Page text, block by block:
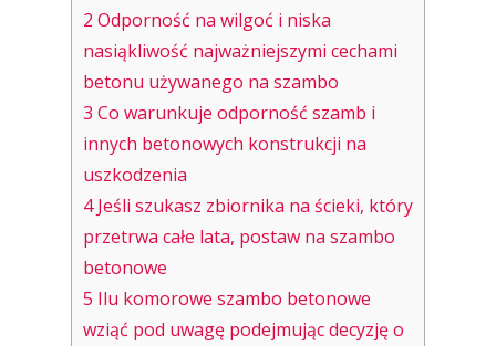
2 Odporność na wilgoć i niska
nasiąkliwość najważniejszymi cechami
betonu używanego na szambo
3 Co warunkuje odporność szamb i
innych betonowych konstrukcji na
uszkodzenia
4Jeśli szukasz zbiornika na ścieki, który
przetrwa całe lata, postaw na szambo
betonowe
5 Ilu komorowe szambo betonowe
wziąć pod uwagę podejmując decyzję o